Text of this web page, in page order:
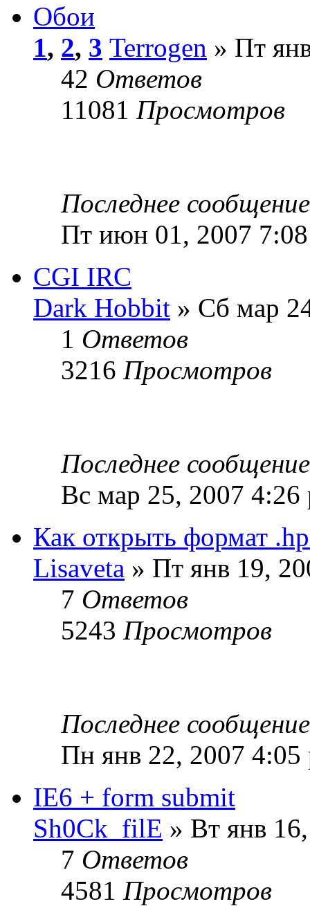
Обои
1, 2, 3 Terrogen » Пт
42 Ответов
11081 Просмотров
Последнее
Пт июн 01, 2007
CGI IRC
Dark Hobbit » Сб мар
1 Ответов
3216 Просмотров
Последнее
Вс мар 25, 2007 4:26
Как открыть формат
Lisaveta » Пт янв 19,
7 Ответов
5243 Просмотров
Последнее
Пн янв 22, 2007 4:05
IE6 + form submit
Sh0Ck_filE » Вт янв
7 Ответов
4581 Просмотров